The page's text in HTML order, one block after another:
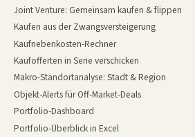
Joint Venture: Gemeinsam kaufen & flippen
Kaufen aus der Zwangsversteigerung
Kaufnebenkosten-Rechner
Kaufofferten in Serie verschicken
Makro-Standortanalyse: Stadt & Region
Objekt-Alerts für Off-Market-Deals
Portfolio-Dashboard
Portfolio-Überblick in Excel